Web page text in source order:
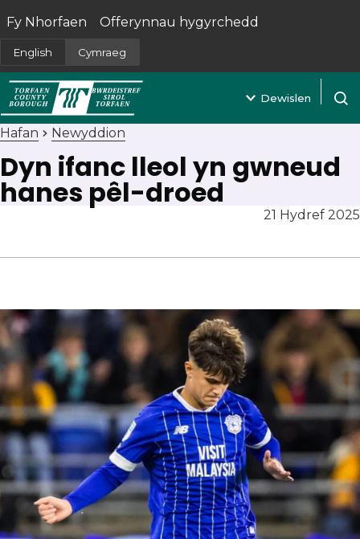
English Cymraeg
Fy Nhorfaen
(yn agor mewn tab newydd)
Offerynnau hygyrchedd
Dewislen
Hafan Newyddion
Dyn ifanc lleol yn gwneud
hanes pêl-droed
21 Hydref 2025